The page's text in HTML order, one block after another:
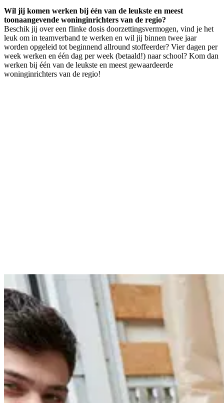
Wil jij komen werken bij één van de leukste en meest
toonaangevende woninginrichters van de regio?
Beschik jij over een flinke dosis doorzettingsvermogen, vind je het
leuk om in teamverband te werken en wil jij binnen twee jaar
worden opgeleid tot beginnend allround stoffeerder? Vier dagen per
week werken en één dag per week (betaald!) naar school? Kom dan
werken bij één van de leukste en meest gewaardeerde
woninginrichters van de regio!